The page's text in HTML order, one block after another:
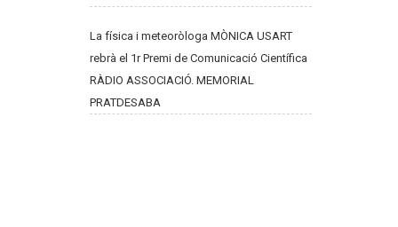
La física i meteoròloga MÒNICA USART
rebrà el 1r Premi de Comunicació Científica
RÀDIO ASSOCIACIÓ. MEMORIAL
PRATDESABA